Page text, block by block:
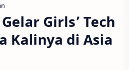
Girls’ Tech
Kalinya di Asia